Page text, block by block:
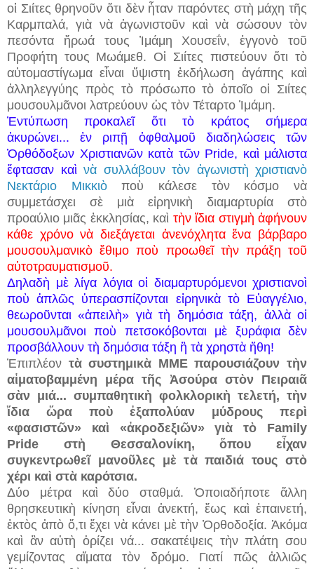
οἱ Σιίτες θρηνοῦν ὅτι δὲν ἦταν παρόντες στὴ μάχη τῆς
Καρμπαλά, γιὰ νὰ ἀγωνιστοῦν καὶ νὰ σώσουν τὸν
πεσόντα ἥρωά τους Ἰμάμη Χουσεΐν, ἐγγονὸ τοῦ
Προφήτη τους Μωάμεθ. Οἱ Σιίτες πιστεύουν ὅτι τὸ
αὐτομαστίγωμα εἶναι ὕψιστη ἐκδήλωση ἀγάπης καὶ
ἀλληλεγγύης πρὸς τὸ πρόσωπο τὸ ὁποῖο οἱ Σιίτες
μουσουλμᾶνοι λατρεύουν ὡς τὸν Τέταρτο Ἰμάμη.
Ἐντύπωση προκαλεῖ ὅτι τὸ κράτος σήμερα
ἀκυρώνει... ἐν ριπῇ ὀφθαλμοῦ διαδηλώσεις τῶν
Ὀρθόδοξων Χριστιανῶν κατὰ τῶν Pride, καὶ μάλιστα
ἔφτασαν καὶ νὰ συλλάβουν τὸν ἀγωνιστὴ χριστιανὸ
Νεκτάριο Μικκιὸποὺ κάλεσε τὸν κόσμο νὰ
συμμετάσχει σὲ μιὰ εἰρηνικὴ διαμαρτυρία στὸ
προαύλιο μιᾶς ἐκκλησίας, καὶ τὴν ἴδια στιγμὴ ἀφήνουν
κάθε χρόνο νὰ διεξάγεται ἀνενόχλητα ἕνα βάρβαρο
μουσουλμανικὸ ἔθιμο ποὺ προωθεῖ τὴν πράξη τοῦ
αὐτοτραυματισμοῦ.
Δηλαδὴ μὲ λίγα λόγια οἱ διαμαρτυρόμενοι χριστιανοὶ
ποὺ ἁπλῶς ὑπερασπίζονται εἰρηνικὰ τὸ Εὐαγγέλιο,
θεωροῦνται «ἀπειλὴ» γιὰ τὴ δημόσια τάξη, ἀλλὰ οἱ
μουσουλμᾶνοι ποὺ πετσοκόβονται μὲ ξυράφια δὲν
προσβάλλουν τὴ δημόσια τάξη ἢ τὰ χρηστὰ ἤθη!
Ἐπιπλέον τὰ συστημικὰ ΜΜΕ παρουσιάζουν τὴν
αἱματοβαμμένη μέρα τῆς Ἀσούρα στὸν Πειραιᾶ
σὰν μιά... συμπαθητικὴ φολκλορικὴ τελετή, τὴν
ἴδια ὥρα ποὺ ἐξαπολύαν μύδρους περὶ
«φασιστῶν» καὶ «ἀκροδεξιῶν» γιὰ τὸ Family
Pride στὴ Θεσσαλονίκη, ὅπου εἶχαν
συγκεντρωθεῖ μανοῦλες μὲ τὰ παιδιά τους στὸ
χέρι καὶ στὰ καρότσια.
Δύο μέτρα καὶ δύο σταθμά. Ὁποιαδήποτε ἄλλη
θρησκευτικὴ κίνηση εἶναι ἀνεκτή, ἕως καὶ ἐπαινετή,
ἐκτὸς ἀπὸ ὅ,τι ἔχει νὰ κάνει μὲ τὴν Ὀρθοδοξία. Ἀκόμα
καὶ ἂν αὐτὴ ὁρίζει νά... σακατέψεις τὴν πλάτη σου
γεμίζοντας αἵματα τὸν δρόμο. Γιατί πῶς ἀλλιῶς